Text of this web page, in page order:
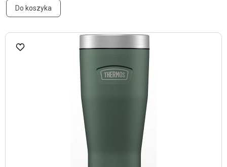
Do koszyka